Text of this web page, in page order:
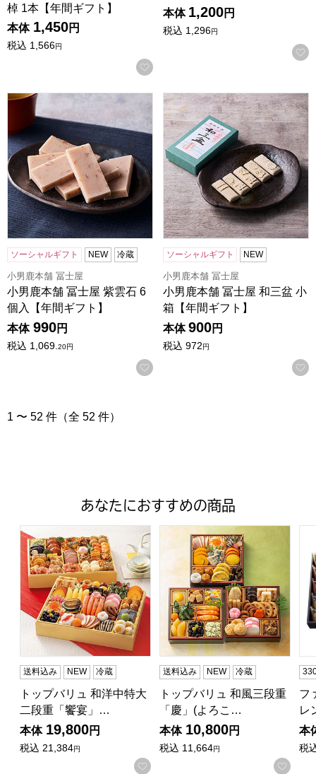
棹 1本【年間ギフト】
本体 1,450円
税込 1,566円
お気に入りに登録する
本体 1,200円
税込 1,296円
小男鹿本舗 冨士屋 紫雲石 6個入【年間ギフト】
ソーシャルギフト NEW 冷蔵
小男鹿本舗 冨士屋
小男鹿本舗 冨士屋 紫雲石 6
個入【年間ギフト】
本体 990円
税込 1,069.20円
お気に入りに登録する
小男鹿本舗 冨士屋 和三盆 小
ソーシャルギフト NEW
小男鹿本舗 冨士屋
小男鹿本舗 冨士屋 和三盆 小
箱【年間ギフト】
本体 900円
税込 972円
1 〜 52 件（全 52 件）
あなたにおすすめの商品
トップバリュ 和洋中特大二段重「饗宴」(きょうえん)【4
送料込み NEW 冷蔵
トップバリュ 和洋中特大
二段重「饗宴」…
本体 19,800円
税込 21,384円
お気に入りに登録する
トップバリュ 和風三段重「
送料込み NEW 冷蔵
トップバリュ 和風三段重
「慶」(よろこ…
本体 10,800円
税込 11,664円
お気
フ
レ
本
税